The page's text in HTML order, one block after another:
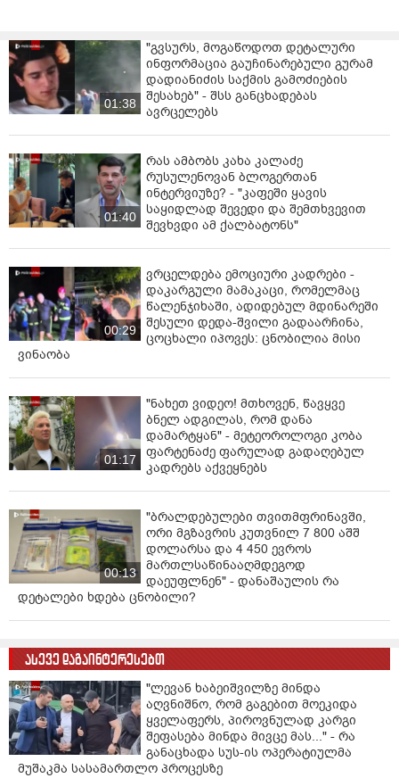
„და კიდევ, ერთ საინტერესო და აქტუალურ თემაზე - არ
ვიცი, ვინ რას ფიქრობს და ვის რა შიშები, შფოთვები
და წუხილები აქვს, მაგრამ 4 ოქტომბერი არის
ბუნებრივი „დედლაინი“! ივანიშვილის რუსულ
დავუპირისპიროთ მძლავრი პროტესტი!
ასიათასობით უნდა შევიკრიბოთ და რეალურად,
არეული, იზოლაციაში მყოფი ქვეყანა დავალაგოთ,
დავაწყნაროთ და განვითარების გზაზე
გადავიყვანოთ.
იქნება თუ არა რთული? - დიახ იქნება!
არის თუ არა შესაძლებელი გამარჯვება? - ცხადია
არის!
ვაჩვენოთ შიდა და გარე მტერსაც, რომ ბრძოლა არ
შეგვიწყვეტია და მეტიც, მზად ვართ გავიმარჯვოთ!“, -
წერს ლევან ხაბეიშვილი სოციალურ ქსელში.
01:38
"გვსურს, მოგაწოდოთ დეტალური
ინფორმაცია გაუჩინარებული გურამ
დადიანიძის საქმის გამოძიების
შესახებ" - შსს განცხადებას
ავრცელებს
01:40
რას ამბობს კახა კალაძე
რუსულენოვან ბლოგერთან
ინტერვიუზე? - "კაფეში ყავის
საყიდლად შევედი და შემთხვევით
შევხვდი ამ ქალბატონს"
00:29
ვრცელდება ემოციური კადრები -
დაკარგული მამაკაცი, რომელმაც
წალენჯიხაში, ადიდებულ მდინარეში
შესული დედა-შვილი გადაარჩინა,
ცოცხალი იპოვეს: ცნობილია მისი
ვინაობა
01:17
"ნახეთ ვიდეო! მთხოვენ, წავყვე
ბნელ ადგილას, რომ დანა
დამარტყან" - მეტეოროლოგი კობა
ფარტენაძე ფარულად გადაღებულ
კადრებს აქვეყნებს
00:13
"ბრალდებულები თვითმფრინავში,
ორი მგზავრის კუთვნილ 7 800 აშშ
დოლარსა და 4 450 ევროს
მართლსაწინააღმდეგოდ
დაეუფლნენ" - დანაშაულის რა
დეტალები ხდება ცნობილი?
ასევე დაგაინტერესებთ
"ლევან ხაბეიშვილზე მინდა
აღვნიშნო, რომ გაგებით მოეკიდა
ყველაფერს, პიროვნულად კარგი
შეფასება მინდა მივცე მას..." - რა
განაცხადა სუს-ის ოპერატიულმა
მუშაკმა სასამართლო პროცესზე